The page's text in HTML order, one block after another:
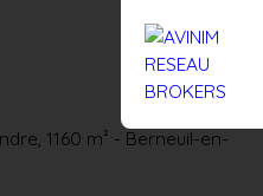
contacter